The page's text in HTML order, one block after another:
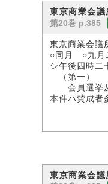
東京商業会
第20巻 p.385
東京商業会
○同月 ○九月
シ午後四時二
（第一）
会員選挙及
本件ハ賛成者
東京商業会